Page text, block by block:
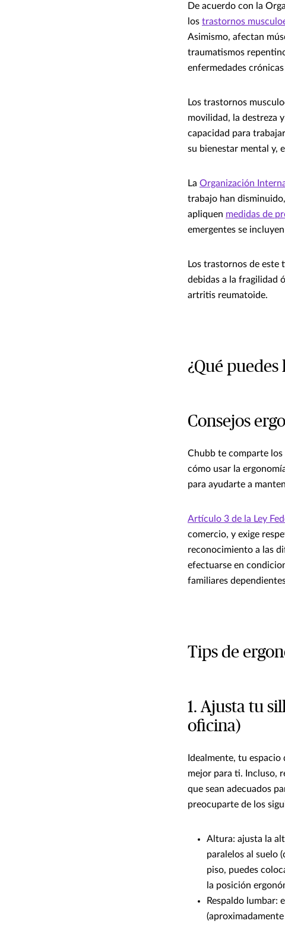
De acuerdo con la
los trastornos
Asimismo, afectan
traumatismos
enfermedades
Los trastornos
movilidad, la destreza
capacidad para
su bienestar mental y,
La Organización
trabajo han
apliquen medidas de
emergentes se
Los trastornos de este
debidas a la fragilidad
artritis reumatoide.
¿Qué
Consejos
Chubb te comparte los
cómo usar la
para ayudarte a
Artículo 3 de la Ley
comercio, y exige
reconocimiento a las
efectuarse en
familiares
Tips de
1. Ajusta tu
oficina)
Idealmente, tu
mejor para ti. Incluso,
que sean adecuados
preocuparte de los
Altura: ajusta la
paralelos al suelo
piso, puedes
la posición
Respaldo lumbar: